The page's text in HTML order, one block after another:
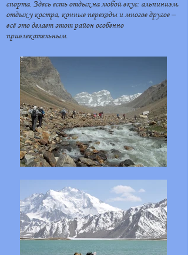
спорта. Здесь есть отдых на любой вкус: альпинизм,
отдых у костра, конные переходы и многое другое –
всё это делает этот район особенно
привлекательным.